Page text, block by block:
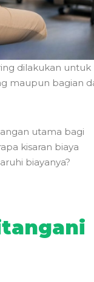
dilakukan untuk
maupun bagian
utama bagi
kisaran biaya
biayanya?